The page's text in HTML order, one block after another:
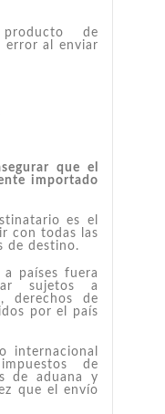
de
error al enviar
que el
importado
es el
con todas las
de destino.
a países fuera
sujetos a
derechos de
por el país
internacional
de
de aduana y
que el envío